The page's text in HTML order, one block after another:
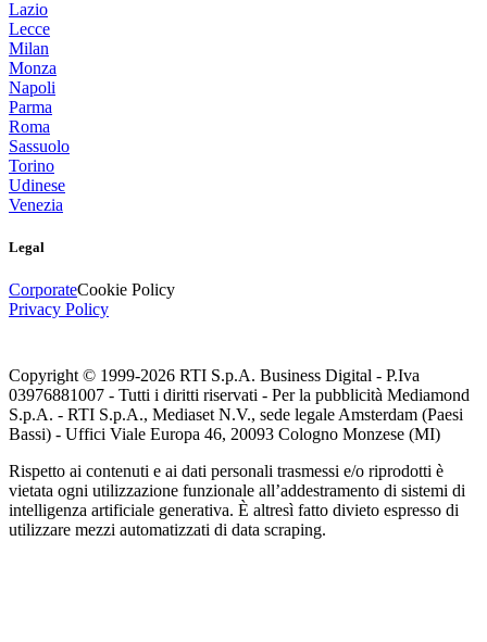
Lazio
Lecce
Milan
Monza
Napoli
Parma
Roma
Sassuolo
Torino
Udinese
Venezia
Legal
CorporateCookie Policy
Privacy Policy
Copyright © 1999-2026 RTI S.p.A. Business Digital - P.Iva
03976881007 - Tutti i diritti riservati - Per la pubblicità Mediamond
S.p.A. - RTI S.p.A., Mediaset N.V., sede legale Amsterdam (Paesi
Bassi) - Uffici Viale Europa 46, 20093 Cologno Monzese (MI)
Rispetto ai contenuti e ai dati personali trasmessi e/o riprodotti è
vietata ogni utilizzazione funzionale all’addestramento di sistemi di
intelligenza artificiale generativa. È altresì fatto divieto espresso di
utilizzare mezzi automatizzati di data scraping.